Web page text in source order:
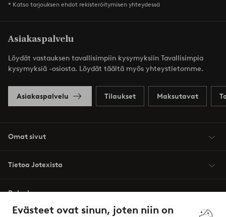
Evästeet ovat sinun, joten niin on
* Katso tarjouksen ehdot rekisteröitymisen yhteydessä
Asiakaspalvelu
Löydät vastauksen tavallisimpiin kysymyksiin Tavallisimpia
kysymyksiä -osiosta. Löydät täältä myös yhteystietomme.
Asiakaspalvelu Tilaukset Maksutavat
Omat sivut
Tietoa Jotexista
Palvelumme